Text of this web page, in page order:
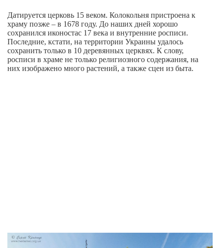
Датируется церковь 15 веком. Колокольня пристроена к
храму позже – в 1678 году. До наших дней хорошо
сохранился иконостас 17 века и внутренние росписи.
Последние, кстати, на территории Украины удалось
сохранить только в 10 деревянных церквях. К слову,
росписи в храме не только религиозного содержания, на
них изображено много растений, а также сцен из быта.